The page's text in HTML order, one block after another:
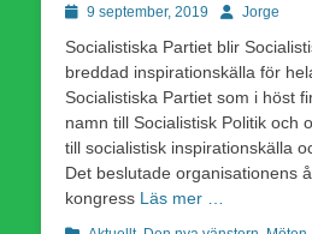
Publicerad
9 september, 2019 Författare
Jorge
Socialistiska Partiet blir
breddad inspirationskälla för
Socialistiska Partiet som i höst
namn till Socialistisk Politik och
till socialistisk inspirationskälla
Det beslutade organisationens
kongress Läs mer …